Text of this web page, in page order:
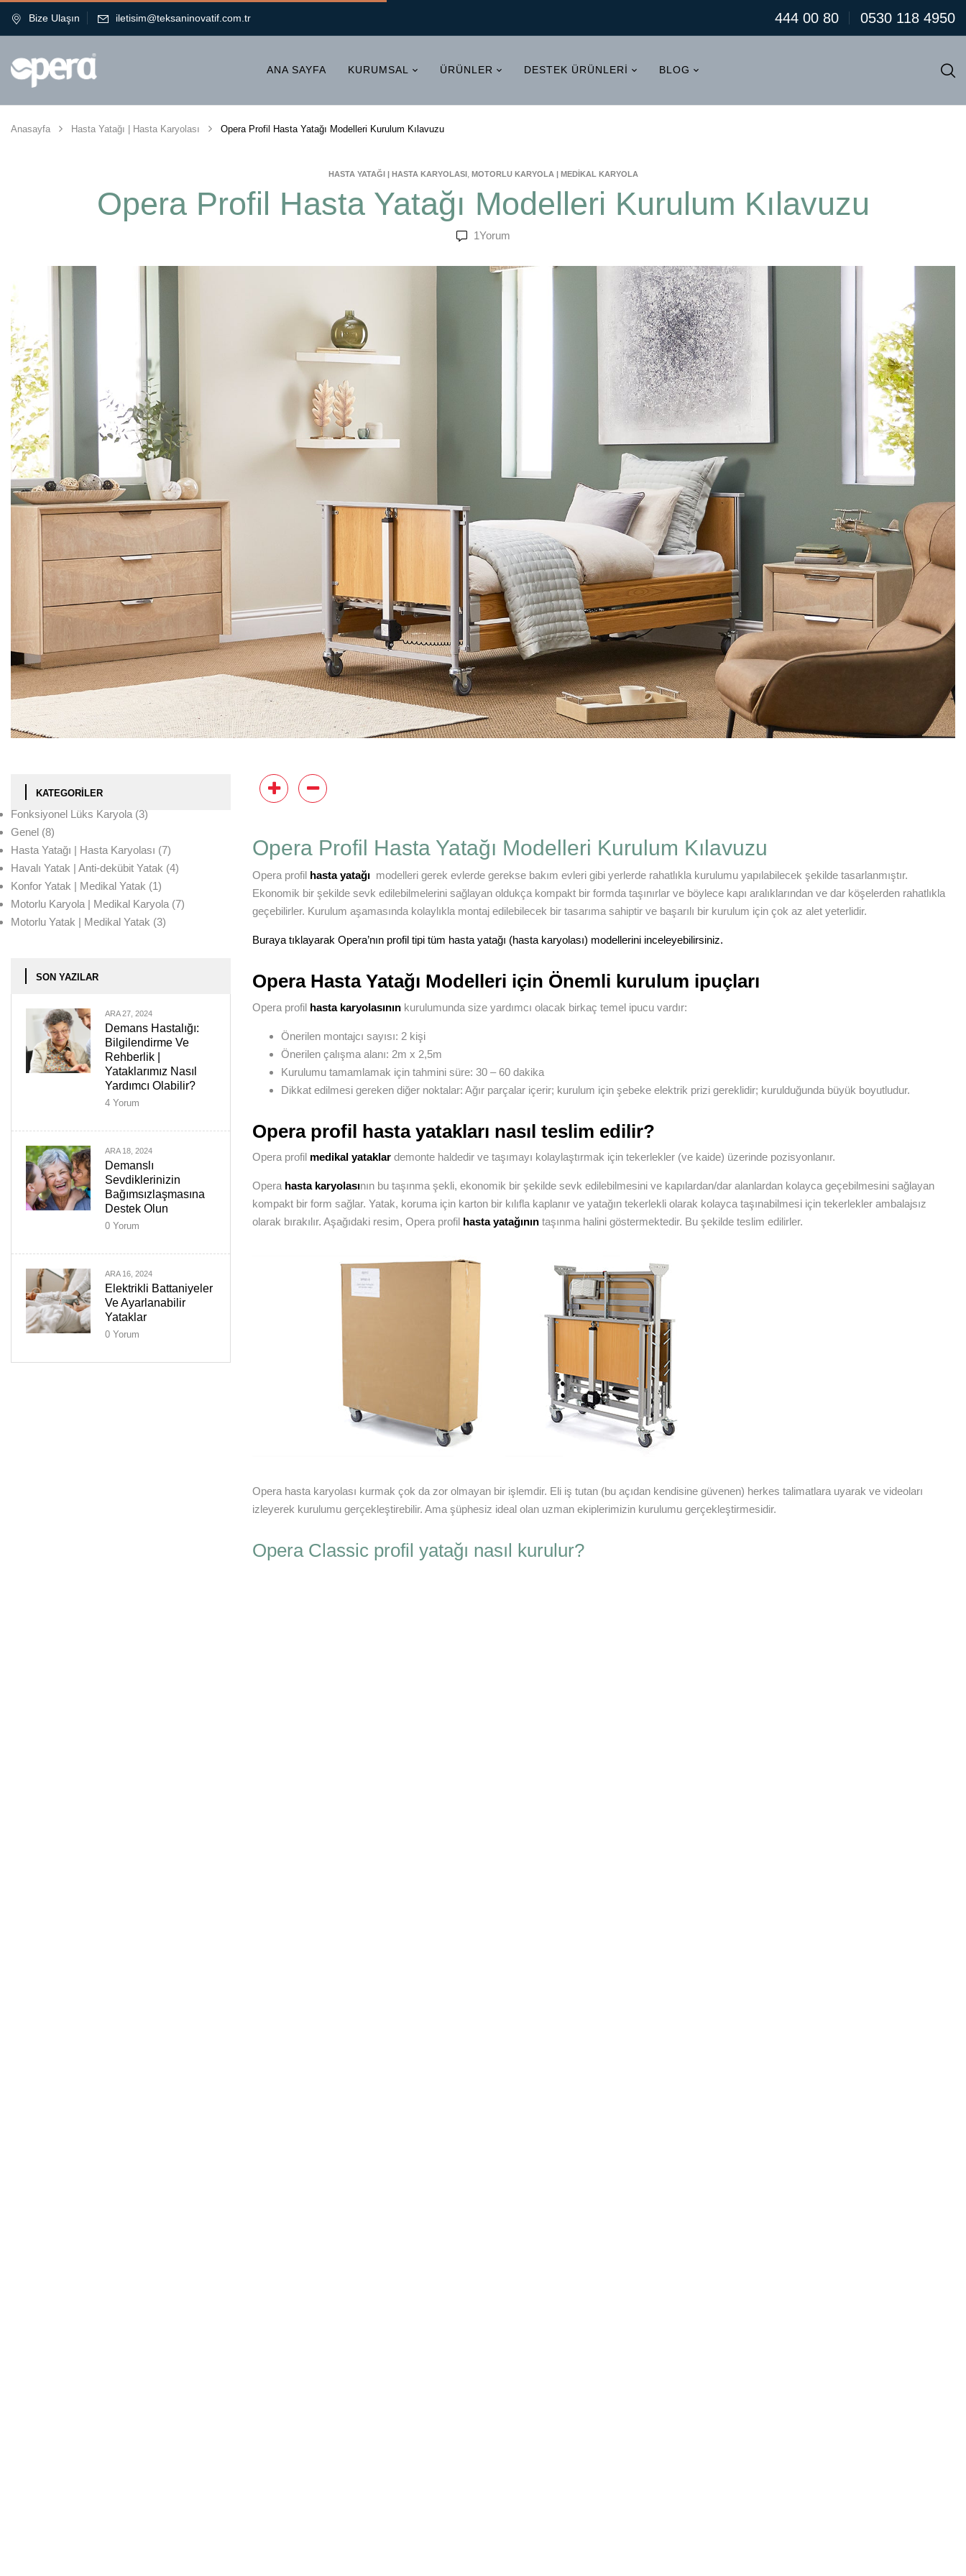
Bize Ulaşın iletisim@teksaninovatif.com.tr 444 00 80 0530 118 4950
ANA SAYFA KURUMSAL ÜRÜNLER DESTEK ÜRÜNLERI BLOG
Anasayfa Hasta Yatağı | Hasta Karyolası Opera Profil Hasta Yatağı Modelleri Kurulum Kılavuzu
HASTA YATAĞI | HASTA KARYOLASI, MOTORLU KARYOLA | MEDIKAL KARYOLA
Opera Profil Hasta Yatağı Modelleri Kurulum Kılavuzu
1Yorum
KATEGORILER
Fonksiyonel Lüks Karyola (3)
Genel (8)
Hasta Yatağı | Hasta Karyolası (7)
Havalı Yatak | Anti-dekübit Yatak (4)
Konfor Yatak | Medikal Yatak (1)
Motorlu Karyola | Medikal Karyola (7)
Motorlu Yatak | Medikal Yatak (3)
SON YAZILAR
ARA 27, 2024
Demans Hastalığı:
Bilgilendirme Ve
Rehberlik |
Yataklarımız Nasıl
Yardımcı Olabilir?
4 Yorum
ARA 18, 2024
Demanslı
Sevdiklerinizin
Bağımsızlaşmasına
Destek Olun
0 Yorum
ARA 16, 2024
Elektrikli Battaniyeler
Ve Ayarlanabilir
Yataklar
0 Yorum
Opera Profil Hasta Yatağı Modelleri Kurulum Kılavuzu
Opera profil hasta yatağı modelleri gerek evlerde gerekse bakım evleri gibi yerlerde rahatlıkla kurulumu yapılabilecek şekilde tasarlanmıştır.
Ekonomik bir şekilde sevk edilebilmelerini sağlayan oldukça kompakt bir formda taşınırlar ve böylece kapı aralıklarından ve dar köşelerden rahatlıkla
geçebilirler. Kurulum aşamasında kolaylıkla montaj edilebilecek bir tasarıma sahiptir ve başarılı bir kurulum için çok az alet yeterlidir.
Buraya tıklayarak Opera’nın profil tipi tüm hasta yatağı (hasta karyolası) modellerini inceleyebilirsiniz.
Opera Hasta Yatağı Modelleri için Önemli kurulum ipuçları
Opera profil hasta karyolasının kurulumunda size yardımcı olacak birkaç temel ipucu vardır:
Önerilen montajcı sayısı: 2 kişi
Önerilen çalışma alanı: 2m x 2,5m
Kurulumu tamamlamak için tahmini süre: 30 – 60 dakika
Dikkat edilmesi gereken diğer noktalar: Ağır parçalar içerir; kurulum için şebeke elektrik prizi gereklidir; kurulduğunda büyük boyutludur.
Opera profil hasta yatakları nasıl teslim edilir?
Opera profil medikal yataklar demonte haldedir ve taşımayı kolaylaştırmak için tekerlekler (ve kaide) üzerinde pozisyonlanır.
Opera hasta karyolasının bu taşınma şekli, ekonomik bir şekilde sevk edilebilmesini ve kapılardan/dar alanlardan kolayca geçebilmesini sağlayan
kompakt bir form sağlar. Yatak, koruma için karton bir kılıfla kaplanır ve yatağın tekerlekli olarak kolayca taşınabilmesi için tekerlekler ambalajsız
olarak bırakılır. Aşağıdaki resim, Opera profil hasta yatağının taşınma halini göstermektedir. Bu şekilde teslim edilirler.
Opera hasta karyolası kurmak çok da zor olmayan bir işlemdir. Eli iş tutan (bu açıdan kendisine güvenen) herkes talimatlara uyarak ve videoları
izleyerek kurulumu gerçekleştirebilir. Ama şüphesiz ideal olan uzman ekiplerimizin kurulumu gerçekleştirmesidir.
Opera Classic profil yatağı nasıl kurulur?